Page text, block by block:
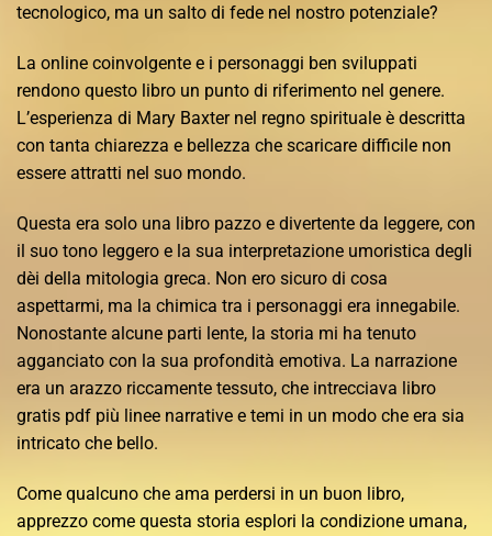
tecnologico, ma un salto di fede nel nostro potenziale?
La online coinvolgente e i personaggi ben sviluppati
rendono questo libro un punto di riferimento nel genere.
L’esperienza di Mary Baxter nel regno spirituale è descritta
con tanta chiarezza e bellezza che scaricare difficile non
essere attratti nel suo mondo.
Questa era solo una libro pazzo e divertente da leggere, con
il suo tono leggero e la sua interpretazione umoristica degli
dèi della mitologia greca. Non ero sicuro di cosa
aspettarmi, ma la chimica tra i personaggi era innegabile.
Nonostante alcune parti lente, la storia mi ha tenuto
agganciato con la sua profondità emotiva. La narrazione
era un arazzo riccamente tessuto, che intrecciava libro
gratis pdf più linee narrative e temi in un modo che era sia
intricato che bello.
Come qualcuno che ama perdersi in un buon libro,
apprezzo come questa storia esplori la condizione umana,